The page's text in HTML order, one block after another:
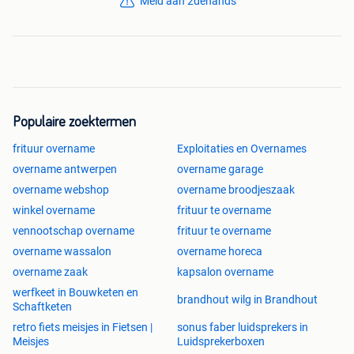
sleutelhangers of sleutelhangerlussen.
en persoonlijk maakt.
-Twee bevestigingsmachines voor het aanbrengen van
ringen en drukknopen.
Materialen en accessoires:
- Grote collectie clipjes, sleutelringen, bedels en
bevestigingsmateriaal.
- Verpakkingsmateriaal (zakjes, kaartjes).
- Alles op voorraad om direct honderden producten af te
maken en te verzenden.
Website als basis:
Een zelfgebouwde webshop op
WordPress/WooCommerce, volledig ingericht met
Populaire zoektermen
frituur overname
Exploitaties en Overnames
overname antwerpen
overname garage
overname webshop
overname broodjeszaak
winkel overname
frituur te overname
vennootschap overname
frituur te overname
overname wassalon
overname horeca
overname zaak
kapsalon overname
werfkeet in Bouwketen en
Schaftketen
brandhout wilg in Brandhout
retro fiets meisjes in Fietsen |
Meisjes
sonus faber luidsprekers in
Luidsprekerboxen